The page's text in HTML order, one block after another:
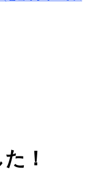
！